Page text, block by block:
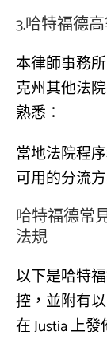
3.哈特福德
本律師事務
克州其他法
熟悉：
當地法院程
可用的分流
哈特福德常
法規
以下是哈特
控，並附有
在 Justia 上發